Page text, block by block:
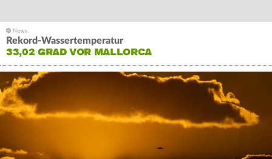
Rekord-Wassertemperatur
33,02 GRAD VOR MALLORCA